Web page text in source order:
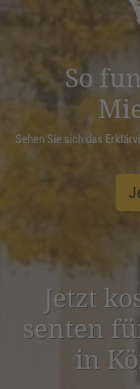
So
Sehen Sie sich das
Jetzt
senten
in